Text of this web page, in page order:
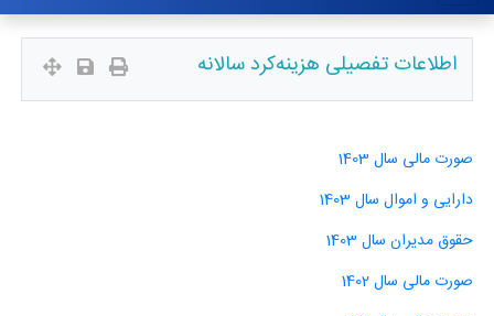
اطلاعات تفصیلی هزینه‌کرد سالانه
صورت مالی سال 1403
دارایی و اموال سال 1403
حقوق مدیران سال 1403
صورت مالی سال 1402